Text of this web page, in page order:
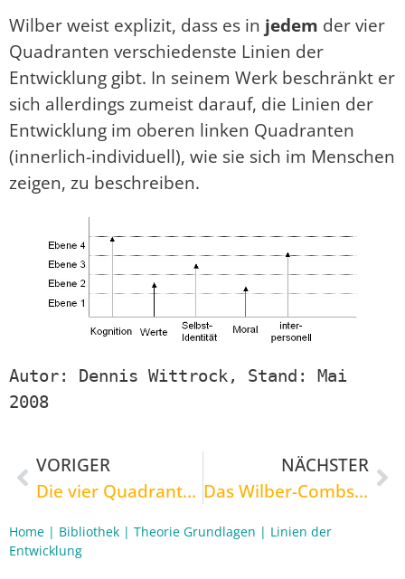
Wilber weist explizit, dass es in jedem der vier
Quadranten verschiedenste Linien der
Entwicklung gibt. In seinem Werk beschränkt er
sich allerdings zumeist darauf, die Linien der
Entwicklung im oberen linken Quadranten
(innerlich-individuell), wie sie sich im Menschen
zeigen, zu beschreiben.
Autor: Dennis Wittrock, Stand: Mai
2008
VORIGER
Die vier Quadranten
NÄCHSTER
Das Wilber-Combs Raster
Home | Bibliothek | Theorie Grundlagen | Linien der
Entwicklung